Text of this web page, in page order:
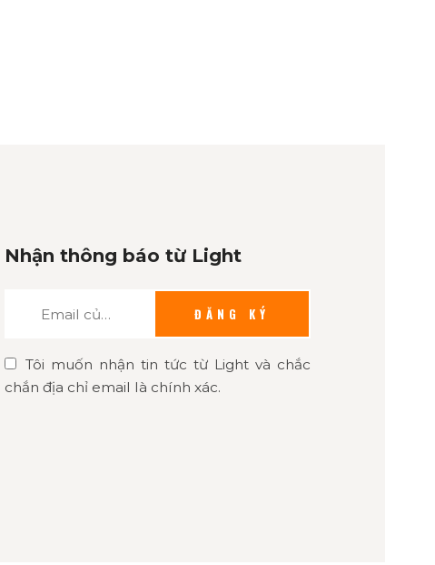
Nhận thông báo từ Light
ĐĂNG KÝ
Tôi muốn nhận tin tức từ Light và chắc
chắn địa chỉ email là chính xác.